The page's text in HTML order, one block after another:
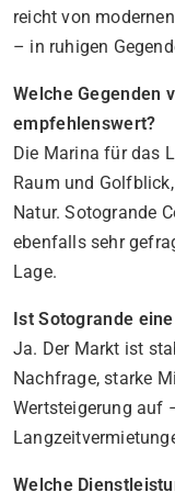
reicht von
– in ruhigen
Welche Gegenden
empfehlenswert?
Die Marina für das
Raum und
Natur. Sotogrande
ebenfalls sehr
Lage.
Ist Sotogrande
Ja. Der Markt ist
Nachfrage, starke
Wertsteigerung auf
Welche